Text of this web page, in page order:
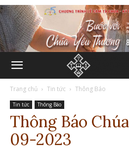
Trang chủ Tin tức Thông Báo
Tin tức Thông Báo
Thông Báo
09-2023